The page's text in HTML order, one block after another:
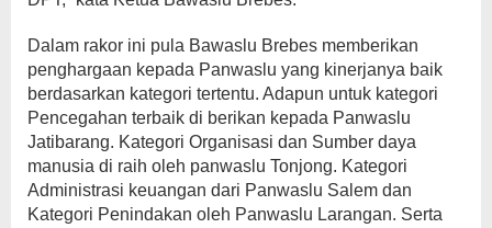
Dalam rakor ini pula Bawaslu Brebes memberikan
penghargaan kepada Panwaslu yang kinerjanya baik
berdasarkan kategori tertentu. Adapun untuk kategori
Pencegahan terbaik di berikan kepada Panwaslu
Jatibarang. Kategori Organisasi dan Sumber daya
manusia di raih oleh panwaslu Tonjong. Kategori
Administrasi keuangan dari Panwaslu Salem dan
Kategori Penindakan oleh Panwaslu Larangan. Serta